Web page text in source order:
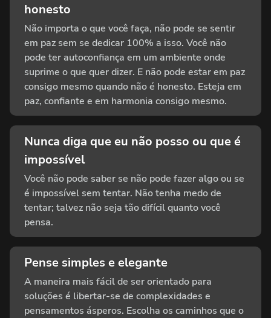
honesto
Não importa o que você faça, não pode se sentir
em paz sem se dedicar 100% a isso. Você não
pode ter autoconfiança em um ambiente onde
suprime o que quer dizer. E não pode estar em paz
consigo mesmo quando não é honesto. Esteja em
paz, confiante e em harmonia consigo mesmo.
Nunca diga que eu não posso ou que é
impossível
Você não pode saber se não pode fazer algo ou se
é impossível sem tentar. Não tenha medo de
tentar; talvez não seja tão difícil quanto você
pensa.
Pense simples e elegante
A maneira mais fácil de ser orientado para
soluções é libertar-se de complexidades e
pensamentos ásperos. Escolha os caminhos que o